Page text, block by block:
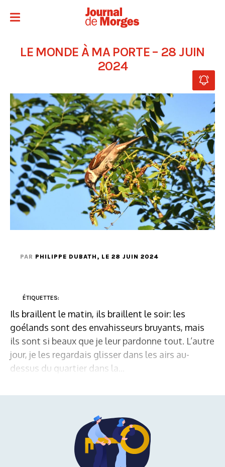
LE MONDE À MA PORTE – 28 JUIN
2024
PAR PHILIPPE DUBATH , LE 28 JUIN 2024
ÉTIQUETTES:
Ils braillent le matin, ils braillent le soir: les
goélands sont des envahisseurs bruyants, mais
ils sont si beaux que je leur pardonne tout. L’autre
jour, je les regardais glisser dans les airs au-
dessus du quartier dans la...